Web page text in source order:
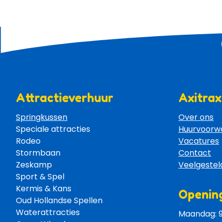
Attractieverhuur
Springkussen
Speciale attracties
Rodeo
Stormbaan
Zeskamp
Sport & Spel
Kermis & Kans
Oud Hollandse Spellen
Waterattracties
Over ons
Vacatures
Contact
Maandag: